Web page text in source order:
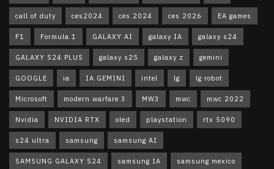
call of duty ces2024 ces 2024 ces 2026 EA games
F1 Formula 1 GALAXY AI galaxy IA galaxy s24
GALAXY S24 PLUS galaxy s25 galaxy z gemini
GOOGLE ia IA GEMINI intel lg lg robot
Microsoft modern warfare 3 MW3 mwc mwc 2022
Nvidia NVIDIA RTX oled playstation rtx 5090
s24 ultra samsung samsung AI
SAMSUNG GALAXY S24 samsung IA samsung mexico